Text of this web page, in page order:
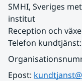
SMHI, Sveriges
institut
Reception och
Telefon
Epost: